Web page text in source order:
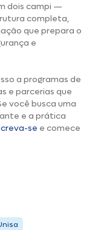
dois campi —
completa,
que prepara o
e
a programas de
e parcerias que
você busca uma
e a prática
se e comece